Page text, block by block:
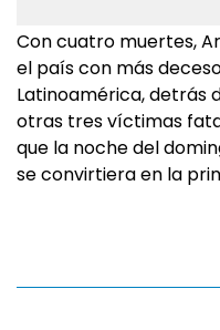
Con cuatro muertes,
el país con más
Latinoamérica, detrás
otras tres víctimas
que la noche del
se convirtiera en la